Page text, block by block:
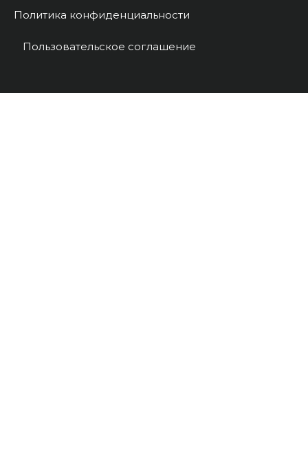
Политика конфиденциальности
Пользовательское соглашение